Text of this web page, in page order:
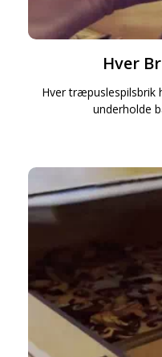
Hver
Hver træpuslespilsbrik
underholde